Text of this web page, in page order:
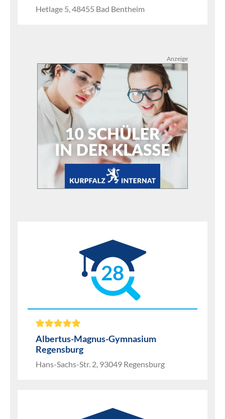
Hetlage 5, 48455 Bad Bentheim
Anzeige
28
Albertus-Magnus-Gymnasium
Regensburg
Hans-Sachs-Str. 2, 93049 Regensburg